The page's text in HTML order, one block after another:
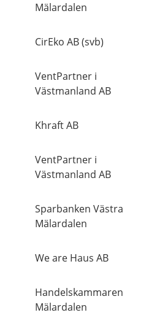
Mälardalen
CirEko AB (svb)
VentPartner i
Västmanland AB
Khraft AB
VentPartner i
Västmanland AB
Sparbanken Västra
Mälardalen
We are Haus AB
Handelskammaren
Mälardalen